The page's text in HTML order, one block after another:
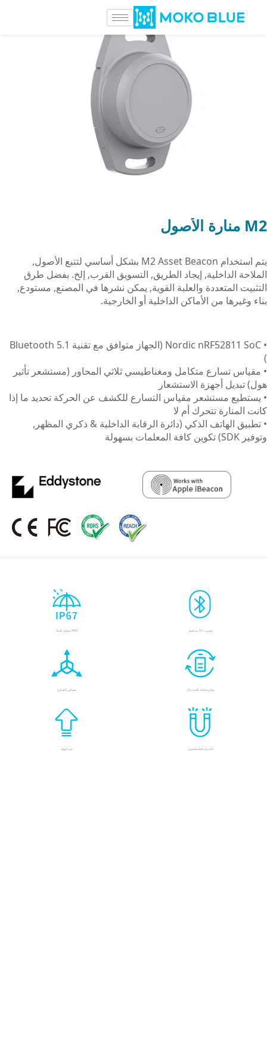
M2 منارة الأصول
يتم استخدام M2 Asset Beacon بشكل أساسي لتتبع الأصول,
الملاحة الداخلية, إيجاد الطريق, التسويق القرب, إلخ. بفضل طرق
التثبيت المتعددة والعلبة القوية, يمكن نشرها في المصنع, مستودع,
بناء وغيرها من الأماكن الداخلية أو الخارجية.
• Nordic nRF52811 SoC (الجهاز متوافق مع تقنية Bluetooth 5.1
)
• مقياس تسارع متكامل ومغناطيسي ثلاثي المحاور (مستشعر تأثير
هول) تبديل أجهزة الاستشعار
• يستطيع مستشعر مقياس التسارع للكشف عن الحركة تحديد ما إذا
كانت المنارة تتحرك أم لا
• تطبيق الهاتف الذكي (دائرة الرقابة الداخلية & ذكري المظهر,
وتوفير SDK) تكوين كافة المعلمات بسهولة
بلوتوث 5.1 متناسق IP67 مقاوم للماء
بطارية قابلة للاستبدال مقياس التسارع
التبديل المغناطيسي عبر الهواء